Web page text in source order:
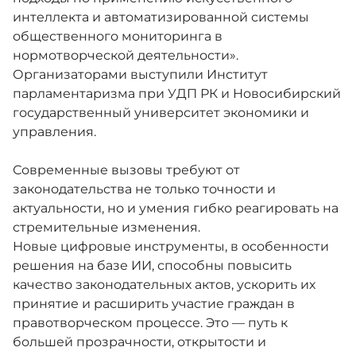
интеллекта и автоматизированной системы
общественного мониторинга в
нормотворческой деятельности».
Организаторами выступили Институт
парламентаризма при УДП РК и Новосибирский
государственный университет экономики и
управления.
Современные вызовы требуют от
законодательства не только точности и
актуальности, но и умения гибко реагировать на
стремительные изменения.
Новые цифровые инструменты, в особенности
решения на базе ИИ, способны повысить
качество законодательных актов, ускорить их
принятие и расширить участие граждан в
правотворческом процессе. Это — путь к
большей прозрачности, открытости и